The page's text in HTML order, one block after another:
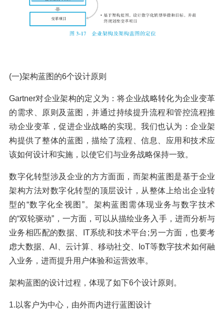
(一)架构蓝图的6个设计原则
Gartner对企业架构的定义为：将企业战略转化为企业变革
的需求、原则及蓝图，并通过持续提升流程和管控流程推
动企业变革，促进企业战略的实现。我们也认为：企业架
构提供了整体的蓝图，描绘了流程、信息、应用和技术应
该如何设计和实施，以使它们与业务战略保持一致。
数字化转型涉及企业的方方面面，而架构蓝图是基于企业
架构方法对数字化转型的顶层设计，从整体上给出企业转
型的“数字化全视图”。架构蓝图需体现业务与数字技术
的“双轮驱动”，一方面，可以从描绘业务入手，进而分析与
业务相匹配的数据、IT系统和技术平台;另一方面，也要考
虑大数据、AI、云计算、移动社交、IoT等数字技术如何融
入业务，进而提升用户体验和运营效率。
架构蓝图的设计过程，体现了如下6个设计原则。
1.以客户为中心，由外而内进行蓝图设计